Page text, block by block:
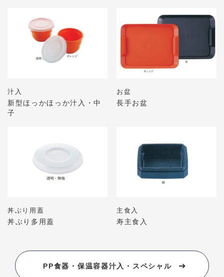
汁入
新型ほっかほっか汁入・中
子
お盆
長手お盆
丼ぶり用蓋
丼ぶり多用蓋
主食入
寿主食入
PP食器・保温容器汁入・スペシャル